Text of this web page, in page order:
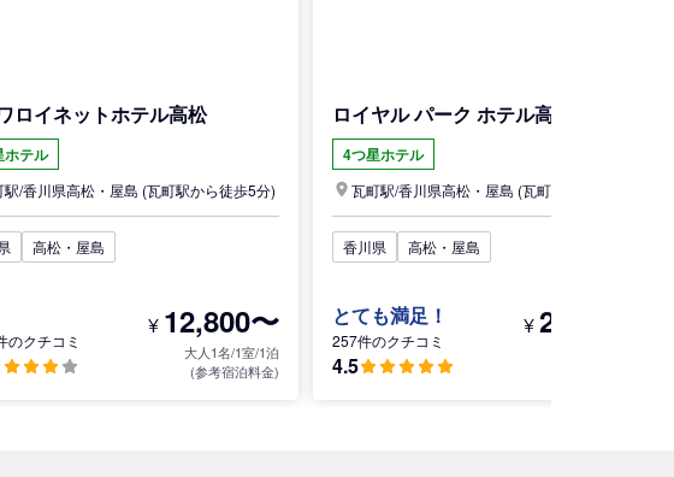
ロイネットホテル高松
ホテル
駅/香川県高松・屋島 (瓦町駅から徒歩5分)
高松・屋島
のクチコミ
¥ 12,800〜
大人1名/1室/1泊
(参考宿泊料金)
ロイヤル パーク ホテル高松
4つ星ホテル
瓦町駅/香川県高松・屋島 (瓦町駅から徒歩4分)
香川県 高松・屋島
とても満足！
257件のクチコミ
4.5
¥23,200〜